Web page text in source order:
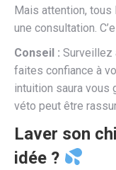
Mais attention,
une consultation.
Conseil : Surveillez
faites confiance à
intuition saura vous
véto peut être
Laver son
idée ?